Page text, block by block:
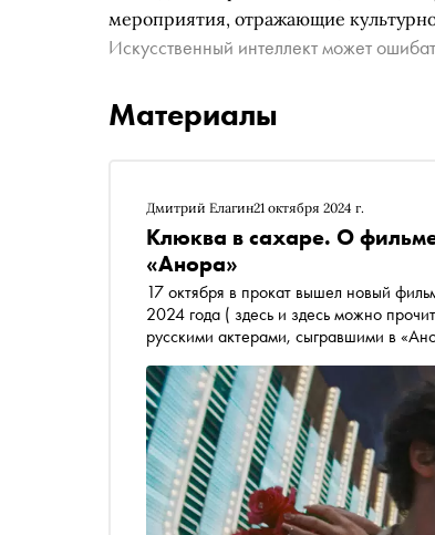
мероприятия, отражающие
Искусственный интеллект может
Материалы
Дмитрий Елагин21 октября 2024 г.
Клюква в сахаре. О
«Анора»
17 октября в прокат вышел новый
2024 года ( здесь и здесь можно прочитать интервью с Дарьей Екамасовой и Юрой Борисовым —
русскими актерами, сыгравшими в
мечты» и рассказывает истории
заданную тему, полагает кинокритик